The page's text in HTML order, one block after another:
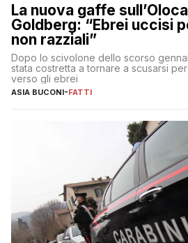
La nuova gaffe
Goldberg: “Ebrei uccisi
non razziali”
Dopo lo scivolone dello scorso
stata costretta a tornare a scusarsi
verso gli ebrei
ASIA BUCONI-FATTI